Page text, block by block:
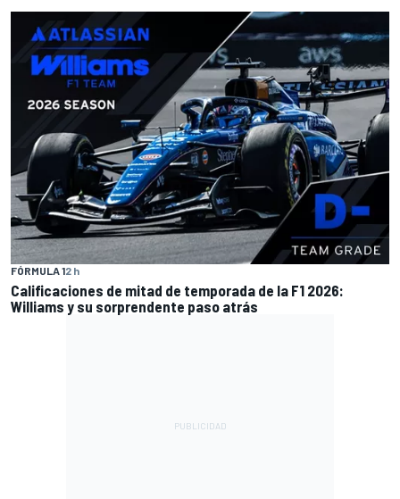
FÓRMULA 12 h
Calificaciones de mitad de temporada de la F1 2026:
Williams y su sorprendente paso atrás